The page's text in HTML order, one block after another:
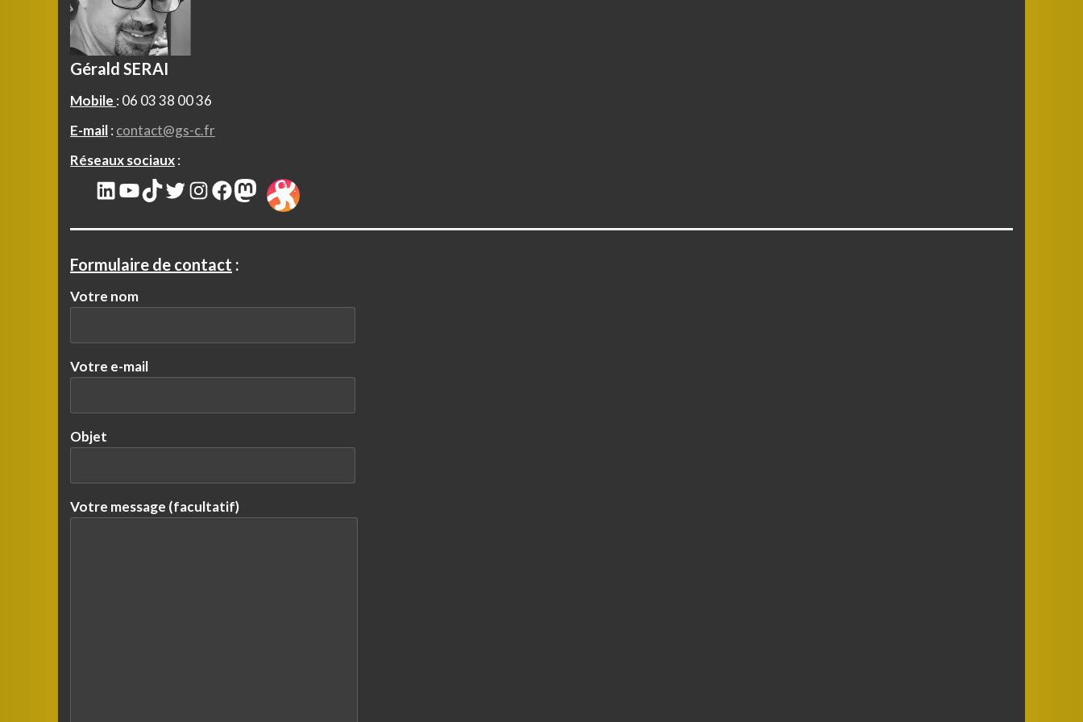
Gérald SERAI
Mobile : 06 03 38 00 36
E-mail: contact@gs-c.fr
Réseaux sociaux:
LinkedIn
YouTube
TikTok
Twitter
Instagram
Facebook
Mastodon
Formulaire de contact :
Votre nom
Votre e-mail
Objet
Votre message (facultatif)